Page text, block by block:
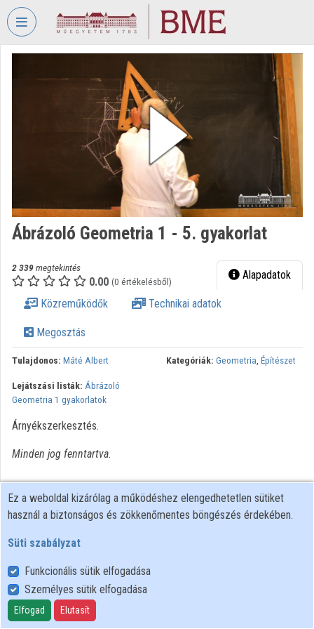
Fejléc kihagyása Menü kihagyása Tartalom kihagyása
GAZDASÁGTUDOMÁNYI
Kategóriák
Intézményi listák
Ábrázoló Geometria 1 - 5. gyakorlat
2 339megtekintés
0.00 (0 értékelésből) Alapadatok
Közreműködők Technikai adatok
Megosztás
Tulajdonos: Máté Albert Kategóriák: Geometria, Építészet
Lejátszási listák: Ábrázoló
Geometria 1 gyakorlatok
Árnyékszerkesztés.
Minden jog fenntartva.
Felhasználói szabályzat
Adatkezelési tájékoztató
Süti szabályzat
Ez a weboldal kizárólag a működéshez elengedhetetlen sütiket
használ a biztonságos és zökkenőmentes böngészés érdekében.
Süti szabályzat
Funkcionális sütik elfogadása
Személyes sütik elfogadása
Elfogad Elutasít